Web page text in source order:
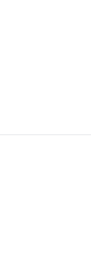
| Coffres-forts dans